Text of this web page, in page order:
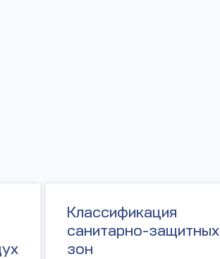
Классификация
санитарно-защитных
зон